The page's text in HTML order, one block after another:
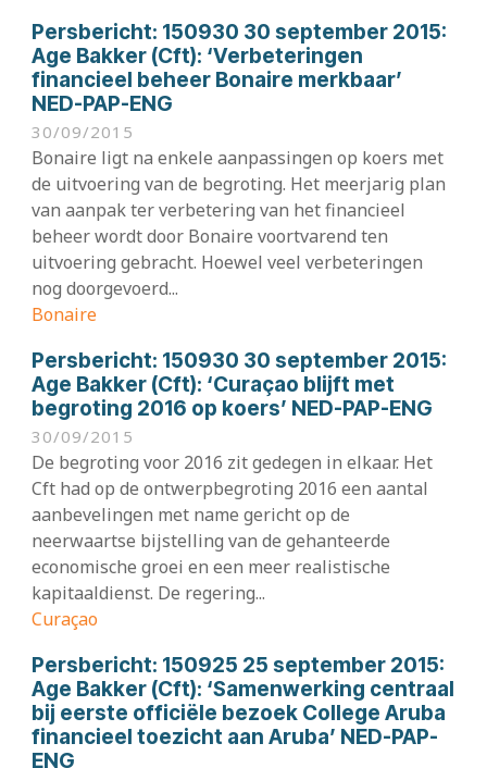
Persbericht: 150930 30 september 2015:
Age Bakker (Cft): ‘Verbeteringen
financieel beheer Bonaire merkbaar’
NED-PAP-ENG
30/09/2015
Bonaire ligt na enkele aanpassingen op koers met
de uitvoering van de begroting. Het meerjarig plan
van aanpak ter verbetering van het financieel
beheer wordt door Bonaire voortvarend ten
uitvoering gebracht. Hoewel veel verbeteringen
nog doorgevoerd...
Bonaire
Persbericht: 150930 30 september 2015:
Age Bakker (Cft): ‘Curaçao blijft met
begroting 2016 op koers’ NED-PAP-ENG
30/09/2015
De begroting voor 2016 zit gedegen in elkaar. Het
Cft had op de ontwerpbegroting 2016 een aantal
aanbevelingen met name gericht op de
neerwaartse bijstelling van de gehanteerde
economische groei en een meer realistische
kapitaaldienst. De regering...
Curaçao
Persbericht: 150925 25 september 2015:
Age Bakker (Cft): ‘Samenwerking centraal
bij eerste officiële bezoek College Aruba
financieel toezicht aan Aruba’ NED-PAP-
ENG